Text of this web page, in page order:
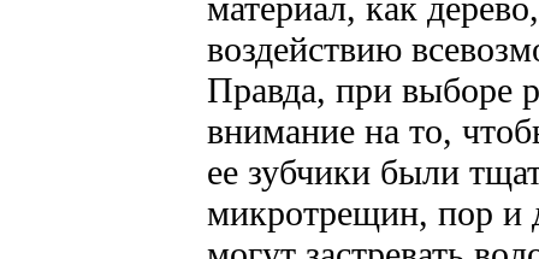
воздействию
Правда, при выборе
внимание на то,
ее зубчики были
микротрещин, пор и